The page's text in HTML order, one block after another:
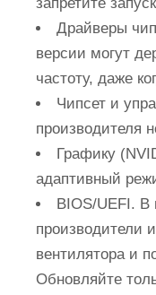
Драйверы
версии могут
частоту, даже
Чипсет и
производителя
Графику
адаптивный
BIOS/UEFI. В
производители
вентилятора и
Обновляйте